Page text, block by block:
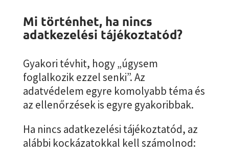
Mi történhet, ha nincs
adatkezelési tájékoztatód?
Gyakori tévhit, hogy „úgysem
foglalkozik ezzel senki”. Az
adatvédelem egyre komolyabb téma és
az ellenőrzések is egyre gyakoribbak.
Ha nincs adatkezelési tájékoztatód, az
alábbi kockázatokkal kell számolnod: